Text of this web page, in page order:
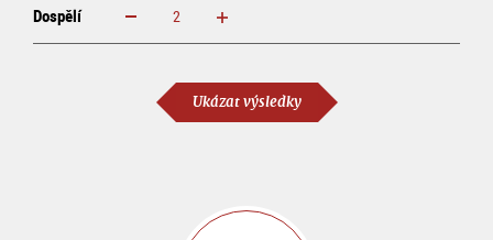
Dospělí increase reduce
Ukázat výsledky